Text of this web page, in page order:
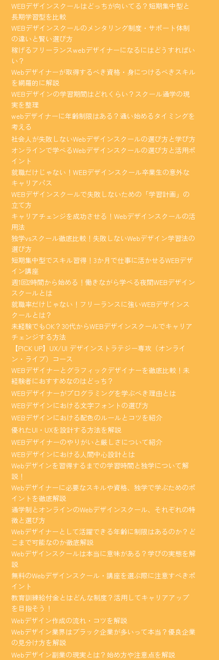
WEBデザインスクールはどっちが向いてる？短期集中型と
長期学習型を比較
WEBデザインスクールのメンタリング制度・サポート体制
の違いと賢い選び方
稼げるフリーランスwebデザイナーになるにはどうすればい
い？
Webデザイナーが取得するべき資格・身につけるべきスキル
を網羅的に解説
WEBデザインの学習期間はどれくらい？スクール通学の現
実を整理
webデザイナーに年齢制限はある？通い始めるタイミングを
考える
社会人が失敗しないWebデザインスクールの選び方と学び方
オンラインで学べるWebデザインスクールの選び方と活用ポ
イント
就職だけじゃない！WEBデザインスクール卒業生の意外な
キャリアパス
WEBデザインスクールで失敗しないための「学習計画」の
立て方
キャリアチェンジを成功させる！Webデザインスクールの活
用法
独学vsスクール徹底比較！失敗しないWebデザイン学習法の
選び方
短期集中型でスキル習得！3か月で仕事に活かせるWEBデザ
イン講座
週1回2時間から始める！働きながら学べる夜間WEBデザイン
スクールとは
就職率だけじゃない！フリーランスに強いWEBデザインス
クールとは？
未経験でもOK？30代からWEBデザインスクールでキャリア
チェンジする方法
【PICK UP】UX/UI デザインストラテジー専攻（オンライ
ン・ライブ）コース
WEBデザイナーとグラフィックデザイナーを徹底比較！未
経験者におすすめなのはどっち？
WEBデザイナーがプログラミングを学ぶべき理由とは
WEBデザインにおける文字フォントの選び方
WEBデザインにおける配色のルールとコツを紹介
優れたUI・UXを設計する方法を解説
WEBデザイナーのやりがいと厳しさについて紹介
WEBデザインにおける人間中心設計とは
Webデザインを習得するまでの学習時間と独学について解
説！
Webデザイナーに必要なスキルや資格、独学で学ぶためのポ
イントを徹底解説
通学制とオンラインのWebデザインスクール、それぞれの特
徴と選び方
Webデザイナーとして活躍できる年齢に制限はあるのか？ど
こまで可能なのか徹底解説
Webデザインスクールは本当に意味がある？学びの実態を解
説
無料のWebデザインスクール・講座を選ぶ際に注意すべきポ
イント
教育訓練給付金とはどんな制度？活用してキャリアアップ
を目指そう！
Webデザイン作成の流れ・コツを解説
Webデザイン業界はブラック企業が多いって本当？優良企業
の見分け方を解説
Webデザイン副業の現実とは？始め方や注意点を解説